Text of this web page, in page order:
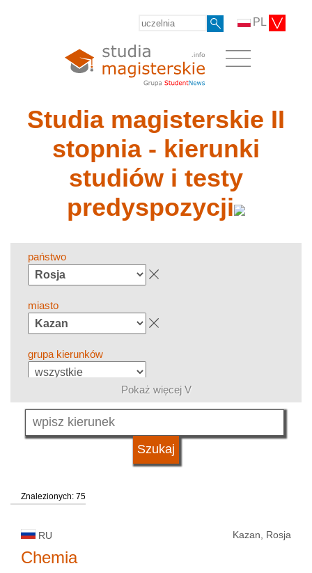
PL
Studia magisterskie II
stopnia - kierunki
studiów i testy
predyspozycji
państwo
miasto
grupa kierunków
język
status uczelni
Pokaż więcej V
Znalezionych: 75
RU Kazan, Rosja
Chemia